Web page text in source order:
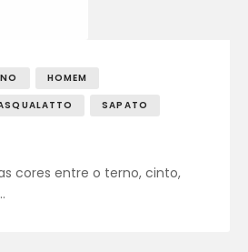
HOMEM
SAPATO
cores entre o terno, cinto,